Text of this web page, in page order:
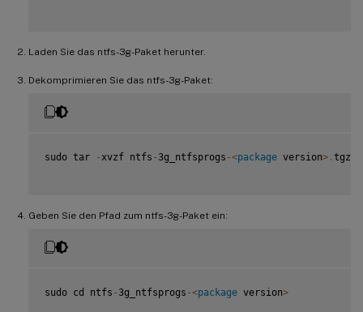
Laden Sie das ntfs-3g-Paket herunter.
Dekomprimieren Sie das ntfs-3g-Paket:
sudo tar - xvzf ntfs - 3g_ntfsprogs -<package version> . tgz
Geben Sie den Pfad zum ntfs-3g-Paket ein:
sudo cd ntfs - 3g_ntfsprogs -<package version>